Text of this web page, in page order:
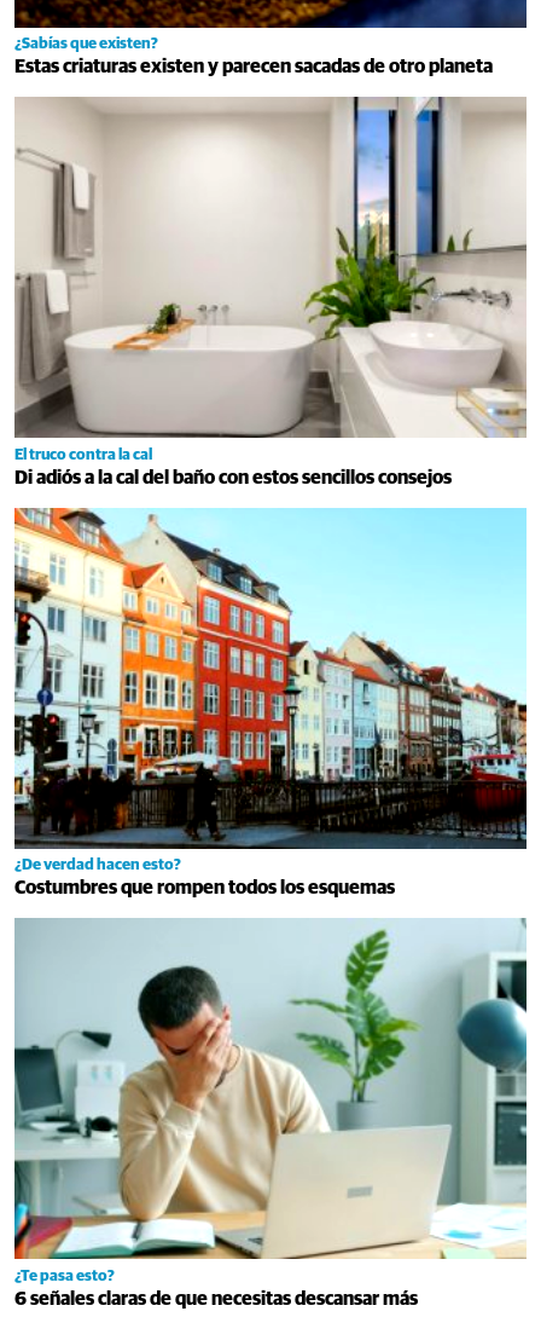
¿Sabías que existen?
Estas criaturas existen y parecen sacadas de otro planeta
El truco contra la cal
Di adiós a la cal del baño con estos sencillos consejos
¿De verdad hacen esto?
Costumbres que rompen todos los esquemas
¿Te pasa esto?
6 señales claras de que necesitas descansar más